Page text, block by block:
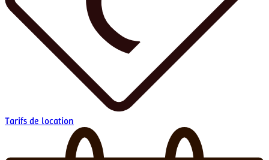
Tarifs de location